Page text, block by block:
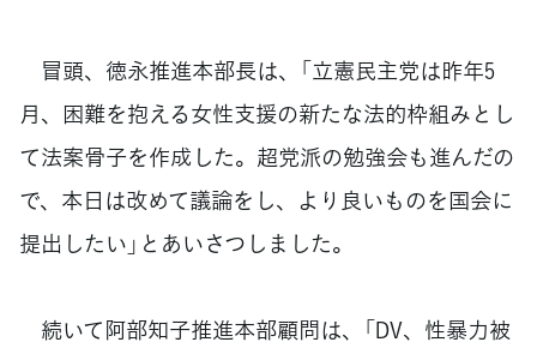
冒頭、徳永推進本部長は、「立憲民主党は昨年5
月、困難を抱える女性支援の新たな法的枠組みとし
て法案骨子を作成した。超党派の勉強会も進んだの
で、本日は改めて議論をし、より良いものを国会に
提出したい」とあいさつしました。
続いて阿部知子推進本部顧問は、「DV、性暴力被